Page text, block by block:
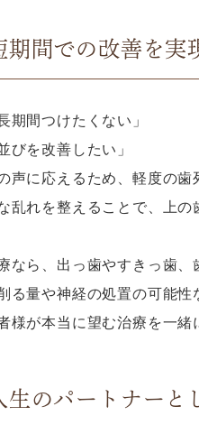
期間での改善を実
期間つけたくない」
びを改善したい」
声に応えるため、軽度の
乱れを整えることで、上の
なら、出っ歯やすきっ歯、
る量や神経の処置の可能性
様が本当に望む治療を一緒
生のパートナーと